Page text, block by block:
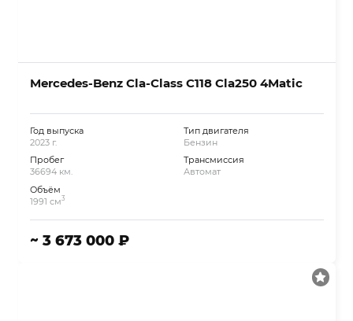
Mercedes-Benz Cla-Class C118 Cla250 4Matic
Год выпуска
2023 г.
Пробег
36694 км.
Объём
1991 см3
Тип двигателя
Бензин
Трансмиссия
Автомат
~ 3 673 000 ₽